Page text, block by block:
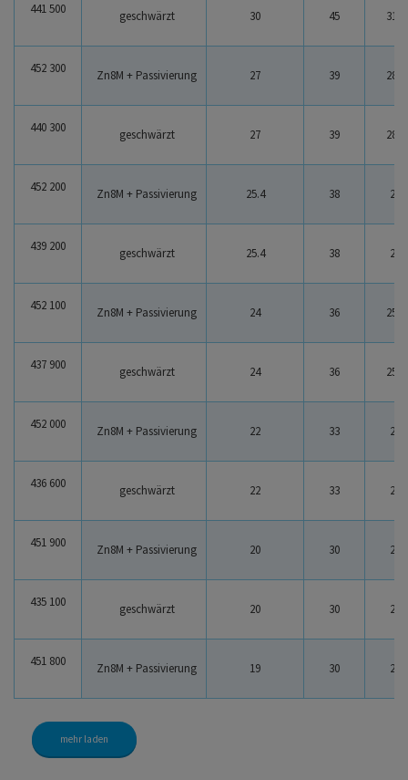
441 500 geschwärzt 30 45 31.6
452 300 Zn8M + Passivierung 27 39 28.6
440 300 geschwärzt 27 39 28.6
452 200 Zn8M + Passivierung 25.4 38 27
439 200 geschwärzt 25.4 38 27
452 100 Zn8M + Passivierung 24 36 25.6
437 900 geschwärzt 24 36 25.6
452 000 Zn8M + Passivierung 22 33 23
436 600 geschwärzt 22 33 23
451 900 Zn8M + Passivierung 20 30 21
435 100 geschwärzt 20 30 21
451 800 Zn8M + Passivierung 19 30 20
mehr laden